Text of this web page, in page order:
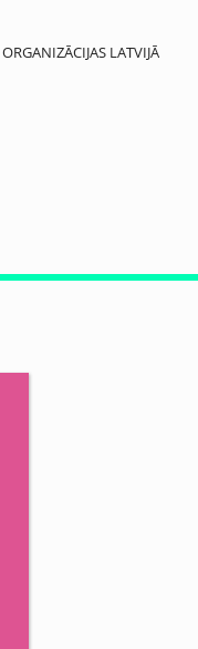
ORGANIZĀCIJAS LATVIJĀ